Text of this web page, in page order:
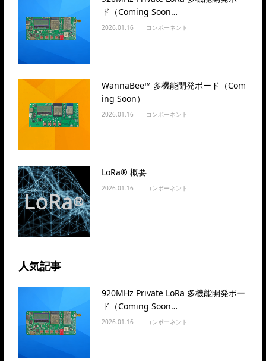
ド（Coming Soon…
2026.01.16 コンポーネント
WannaBee™ 多機能開発ボード（Com
ing Soon）
2026.01.16 コンポーネント
LoRa® 概要
2026.01.16 コンポーネント
人気記事
920MHz Private LoRa 多機能開発ボー
ド（Coming Soon…
2026.01.16 コンポーネント